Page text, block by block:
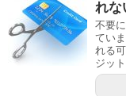
れな
不要
てい
れる
ジッ